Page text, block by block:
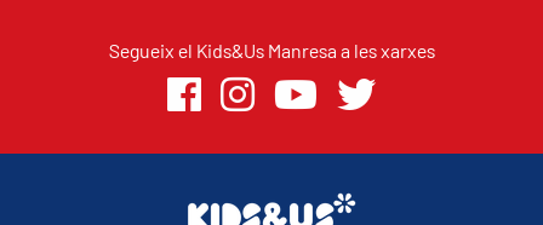
Segueix el Kids&Us Manresa a les xarxes